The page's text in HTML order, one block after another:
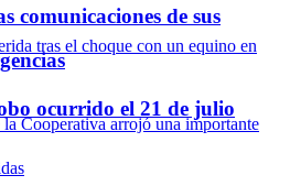
comunicaciones de sus
ocurrido el 21 de julio